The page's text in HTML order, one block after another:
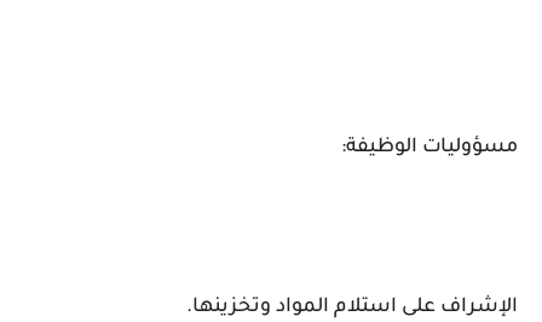
مسؤوليات الوظيفة:
الإشراف على استلام المواد وتخزينها.